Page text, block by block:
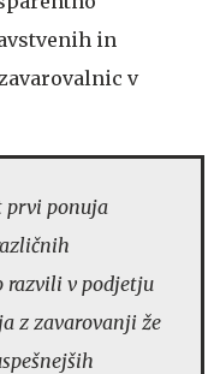
in
v
prvi ponuja
razvili v podjetju
z zavarovanji že